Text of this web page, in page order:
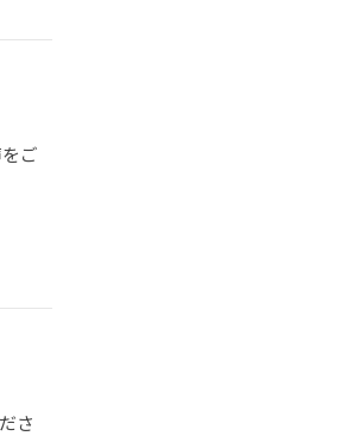
ご
さ